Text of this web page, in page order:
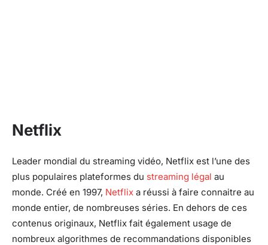
Netflix
Leader mondial du streaming vidéo, Netflix est l’une des
plus populaires plateformes du streaming légal au
monde. Créé en 1997, Netflix a réussi à faire connaitre au
monde entier, de nombreuses séries. En dehors de ces
contenus originaux, Netflix fait également usage de
nombreux algorithmes de recommandations disponibles